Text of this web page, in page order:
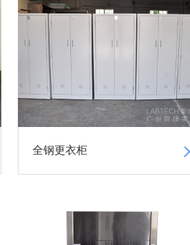
全钢更衣柜